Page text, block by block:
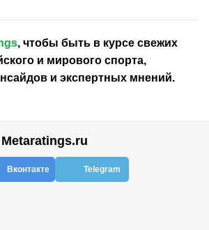
, чтобы быть в курсе свежих
и мирового спорта,
и экспертных мнений.
Вконтакте Telegram